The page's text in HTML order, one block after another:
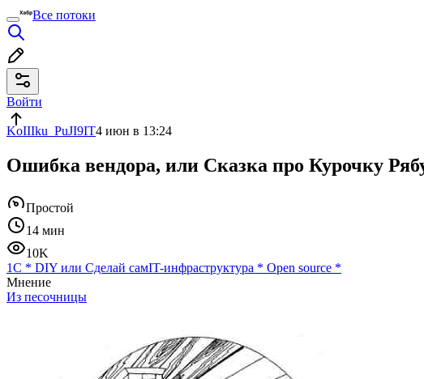
Все потоки
Войти
KoIIIku_PuJI9IT4 июн в 13:24
Ошибка вендора, или Сказка про Курочку
Простой
14 мин
10K
1С * DIY или Сделай самIT-инфраструктура * Open source *
Мнение
Из песочницы